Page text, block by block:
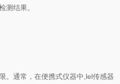
测结果。
。通常，在便携式仪器中,lel传感器